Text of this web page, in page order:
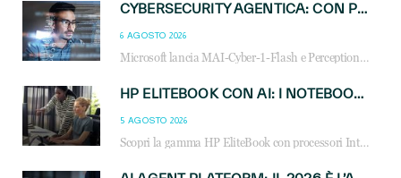
CYBERSECURITY AGENTICA: CON PERCEPTION E MAI-CYBER-1-FLASH MICROSOFT APRE NUOVI SERVIZI PER IL CANALE
6 AGOSTO 2026
Microsoft lancia MAI-Cyber-1-Flash e Perception: cybersecurity agentica in preview dal 3 novembre. Cosa cambia per MSP, system integrator e reseller.
HP ELITEBOOK CON AI: I NOTEBOOK BUSINESS INTELLIGENTI CHE TRASFORMANO PRODUTTIVITÀ, SICUREZZA E LAVORO IBRIDO
5 AGOSTO 2026
Scopri la gamma HP EliteBook con processori Intel® Core™ Ultra e AMD Ryzen™ AI. Notebook business progettati per aumentare la produttività, migliorare la collaborazione e garantire sicurezza avanzata in ufficio e in mobilità.